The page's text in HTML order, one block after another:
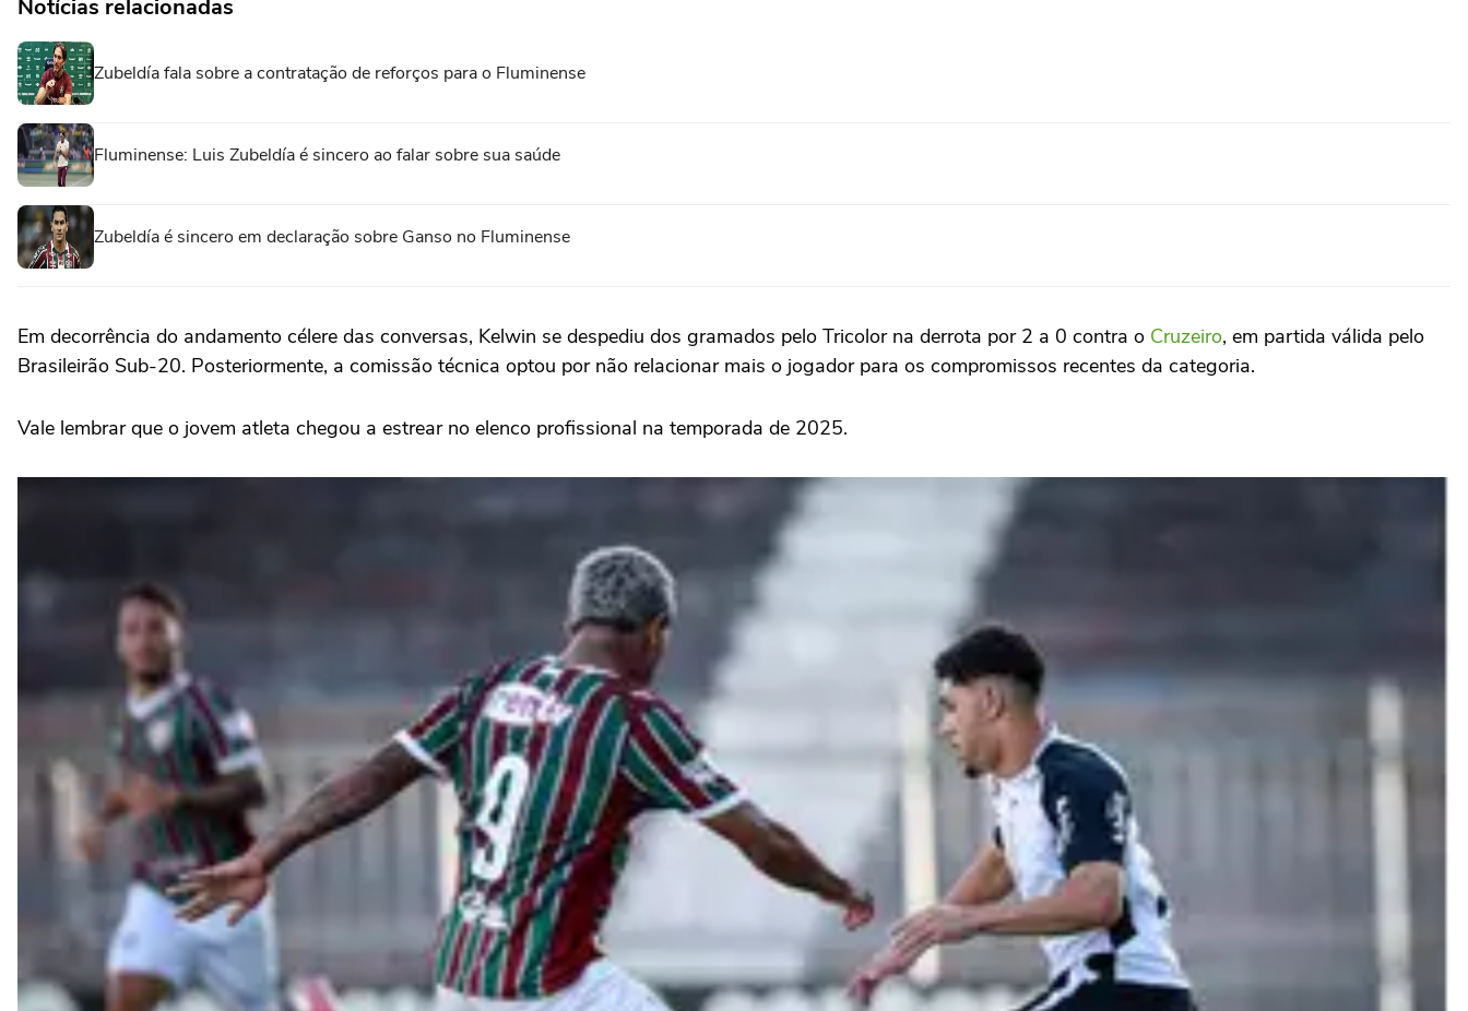
Notícias relacionadas
Zubeldía fala sobre a contratação de reforços para o Fluminense
Fluminense: Luis Zubeldía é sincero ao falar sobre sua saúde
Zubeldía é sincero em declaração sobre Ganso no Fluminense
Em decorrência do andamento célere das conversas, Kelwin se despediu dos gramados pelo Tricolor na derrota por 2 a 0 contra o Cruzeiro, em partida válida pelo
Brasileirão Sub-20. Posteriormente, a comissão técnica optou por não relacionar mais o jogador para os compromissos recentes da categoria.
Vale lembrar que o jovem atleta chegou a estrear no elenco profissional na temporada de 2025.